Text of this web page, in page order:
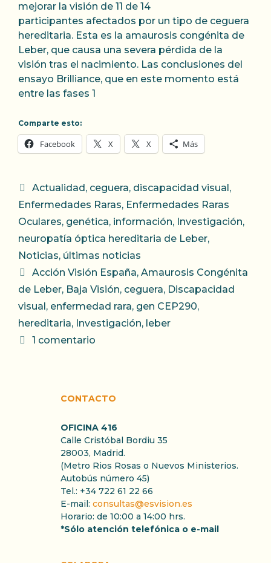
mejorar la visión de 11 de 14
participantes afectados por un tipo de ceguera
hereditaria. Esta es la amaurosis congénita de
Leber, que causa una severa pérdida de la
visión tras el nacimiento. Las conclusiones del
ensayo Brilliance, que en este momento está
entre las fases 1
Comparte esto:
Facebook X X Más
Categorías
Actualidad , ceguera, discapacidad visual ,
Enfermedades Raras, Enfermedades Raras
Oculares, genética, información, Investigación,
neuropatía óptica hereditaria de Leber,
Noticias, últimas noticias
Etiquetas
Acción Visión España, Amaurosis Congénita
de Leber, Baja Visión, ceguera, Discapacidad
visual , enfermedad rara, gen CEP290,
hereditaria, Investigación, leber
1 comentario
CONTACTO
OFICINA 416
Calle Cristóbal Bordiu 35
28003, Madrid.
(Metro Rios Rosas o Nuevos Ministerios.
Autobús número 45)
Tel.: +34 722 61 22 66
E-mail: consultas@esvision.es
Horario: de 10:00 a 14:00 hrs.
*Sólo atención telefónica o e-mail